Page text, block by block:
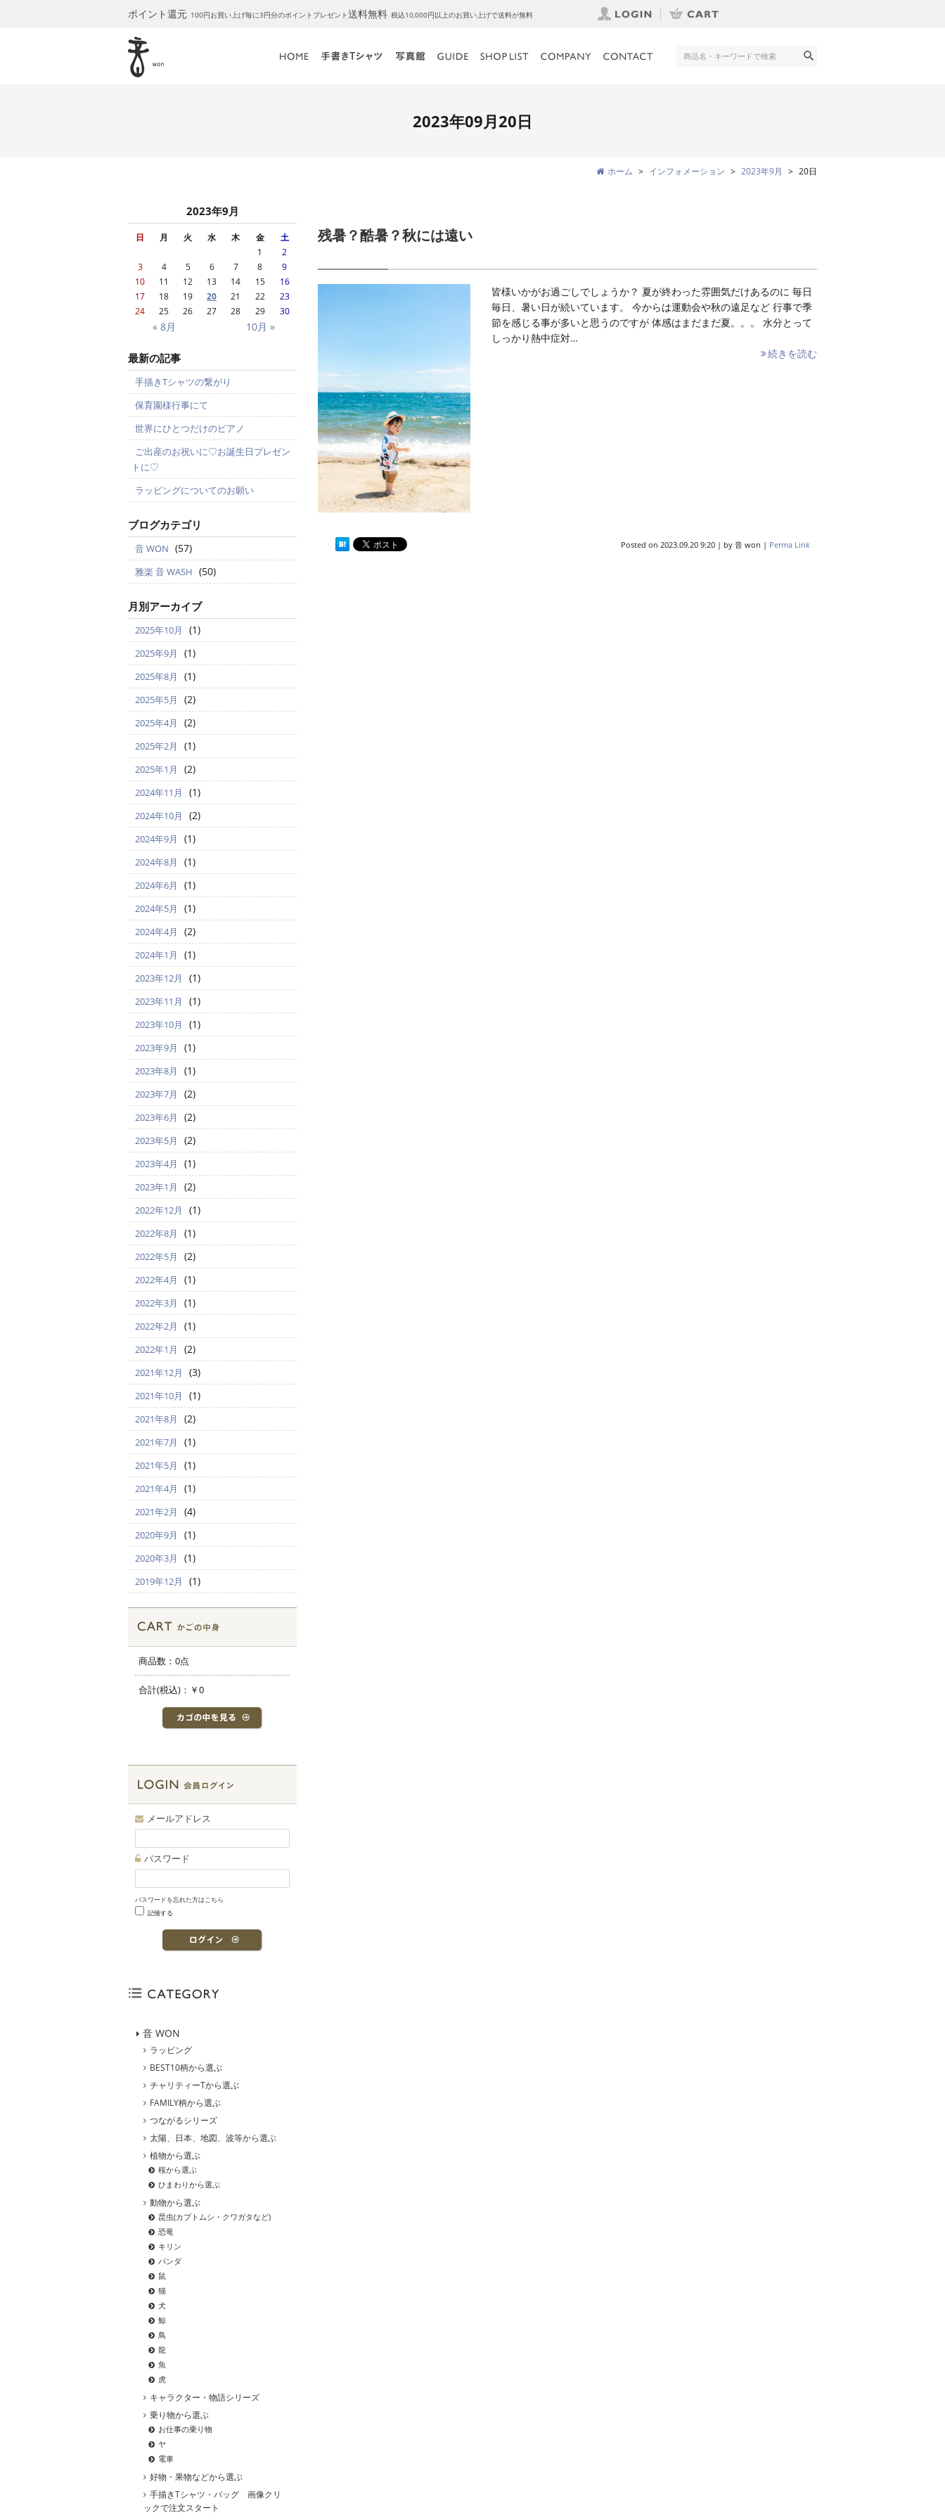
ポイント還元 100円お買い上げ毎に3円分のポイントプレゼント送料無料 税込10,000円以上のお買い上げで送料が無料
2023年09月20日
ホーム インフォメーション 2023年9月 20日
残暑？酷暑？秋には遠い
皆様いかがお過ごしでしょうか？ 夏が終わった雰囲気だけあるのに 毎日
毎日、暑い日が続いています。 今からは運動会や秋の遠足など 行事で季
節を感じる事が多いと思うのですが 体感はまだまだ夏。。。 水分とって
しっかり熱中症対…
続きを読む
Posted on 2023.09.20 9:20 | by 音 won | Perma Link
2023年9月
日 月 火 水 木 金 土
« 8月 10月 »
1
2
3
4 5 6 7 8
9
10
11 12 13 14 15
16
17
18 19 20 21 22
23
24
25 26 27 28 29 30
最新の記事
手描きTシャツの繋がり
保育園様行事にて
世界にひとつだけのピアノ
ご出産のお祝いに♡お誕生日プレゼン
トに♡
ラッピングについてのお願い
ブログカテゴリ
音 WON (57)
雅楽 音 WASH (50)
月別アーカイブ
2025年10月 (1)
2025年9月 (1)
2025年8月 (1)
2025年5月 (2)
2025年4月 (2)
2025年2月 (1)
2025年1月 (2)
2024年11月 (1)
2024年10月 (2)
2024年9月 (1)
2024年8月 (1)
2024年6月 (1)
2024年5月 (1)
2024年4月 (2)
2024年1月 (1)
2023年12月 (1)
2023年11月 (1)
2023年10月 (1)
2023年9月 (1)
2023年8月 (1)
2023年7月 (2)
2023年6月 (2)
2023年5月 (2)
2023年4月 (1)
2023年1月 (2)
2022年12月 (1)
2022年8月 (1)
2022年5月 (2)
2022年4月 (1)
2022年3月 (1)
2022年2月 (1)
2022年1月 (2)
2021年12月 (3)
2021年10月 (1)
2021年8月 (2)
2021年7月 (1)
2021年5月 (1)
2021年4月 (1)
2021年2月 (4)
2020年9月 (1)
2020年3月 (1)
2019年12月 (1)
商品数：0点
合計(税込)： ￥0
メールアドレス
パスワード
パスワードを忘れた方はこちら
記憶する
音 WON
ラッピング
BEST10柄から選ぶ
チャリティーTから選ぶ
FAMILY柄から選ぶ
つながるシリーズ
太陽、日本、地図、波等から選ぶ
植物から選ぶ
桜から選ぶ
ひまわりから選ぶ
動物から選ぶ
昆虫(カブトムシ・クワガタなど)
恐竜
キリン
パンダ
鼠
猫
犬
鯨
鳥
龍
魚
虎
キャラクター・物語シリーズ
乗り物から選ぶ
お仕事の乗り物
ヤ
電車
好物・果物などから選ぶ
手描きTシャツ・バッグ 画像クリ
ックで注文スタート